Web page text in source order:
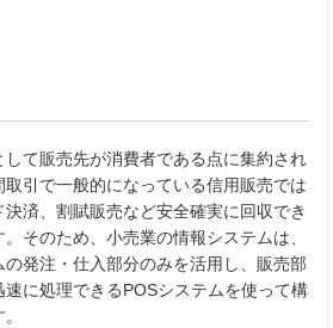
て販売先が消費者である点に集約され
取引で一般的になっている信用販売では
済、割賦販売など安全確実に回収でき
そのため、小売業の情報システムは、
発注・仕入部分のみを活用し、販売部
に処理できるPOSシステムを使って構